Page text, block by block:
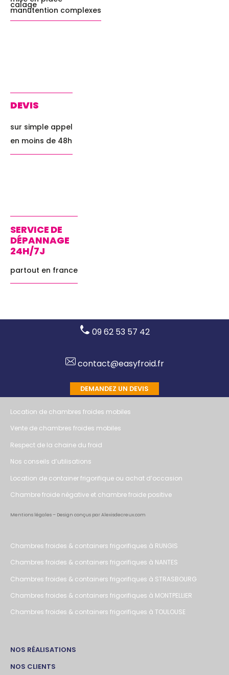
calage
manutention complexes
DEVIS
sur simple appel
en moins de 48h
SERVICE DE
DÉPANNAGE
24H/7J
partout en france
09 62 53 57 42
contact@easyfroid.fr
DEMANDEZ UN DEVIS
Location de chambres froides mobiles
Vente de chambres froides mobiles
Respect de la chaine du froid
Nos conseils d’utilisations
Location de container frigorifique ou achat d’occasion
Chambre froide négative et chambre froide positive
Mentions légales– Design conçus par Alexisdecreux.com
Chambres froides & containers frigorifiques à RUNGIS
Chambres froides & containers frigorifiques à NANTES
Chambres froides & containers frigorifiques à STRASBOURG
Chambres froides & containers frigorifiques à MONTPELLIER
Chambres froides & containers frigorifiques à TOULOUSE
NOS RÉALISATIONS
NOS CLIENTS